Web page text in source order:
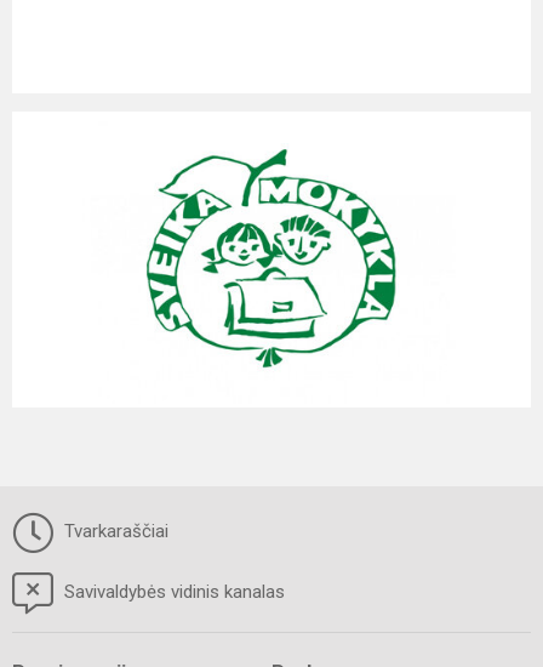
Tvarkaraščiai
Savivaldybės vidinis kanalas